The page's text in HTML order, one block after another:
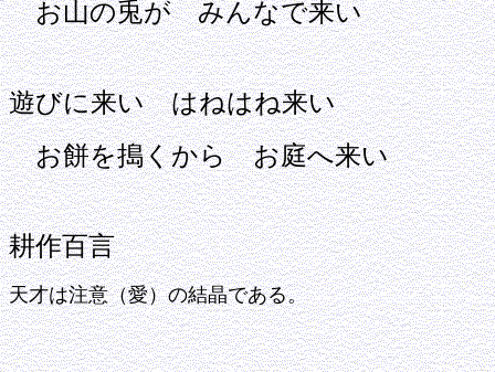
お山の兎が みんなで来い
遊びに来い はねはね来い
お餅を搗くから お庭へ来い
耕作百言
天才は注意（愛）の結晶である。